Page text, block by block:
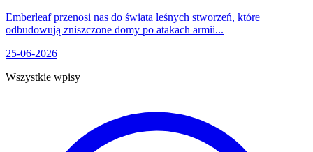
Emberleaf przenosi nas do świata leśnych stworzeń, które
odbudowują zniszczone domy po atakach armii...
25-06-2026
Wszystkie wpisy